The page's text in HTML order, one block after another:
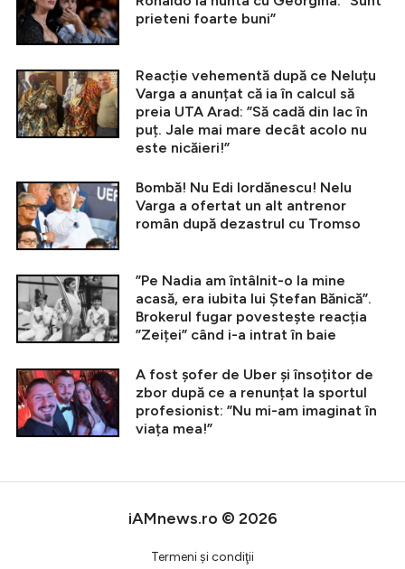
prieteni foarte buni”
Reacție vehementă după ce Neluțu
Varga a anunțat că ia în calcul să
preia UTA Arad: ”Să cadă din lac în
puț. Jale mai mare decât acolo nu
este nicăieri!”
Bombă! Nu Edi Iordănescu! Nelu
Varga a ofertat un alt antrenor
român după dezastrul cu Tromso
”Pe Nadia am întâlnit-o la mine
acasă, era iubita lui Ștefan Bănică”.
Brokerul fugar povestește reacția
”Zeiței” când i-a intrat în baie
A fost șofer de Uber și însoțitor de
zbor după ce a renunțat la sportul
profesionist: ”Nu mi-am imaginat în
viața mea!”
iAMnews.ro © 2026
Termeni şi condiţii